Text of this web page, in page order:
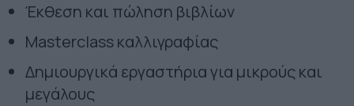
Έκθεση και πώληση βιβλίων
Masterclass καλλιγραφίας
Δημιουργικά εργαστήρια για μικρούς και
μεγάλους